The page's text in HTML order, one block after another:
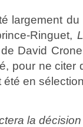
largement
Ringuet,
de David
pour ne citer
en
la